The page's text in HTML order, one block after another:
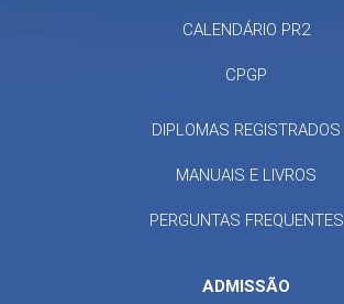
CALENDÁRIO PR2
CPGP
DIPLOMAS REGISTRADOS
MANUAIS E LIVROS
PERGUNTAS FREQUENTES
ADMISSÃO